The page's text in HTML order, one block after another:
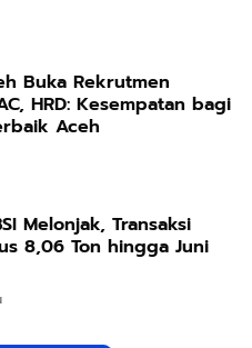
Buka Rekrutmen
HRD: Kesempatan bagi
Aceh
Melonjak, Transaksi
8,06 Ton hingga Juni